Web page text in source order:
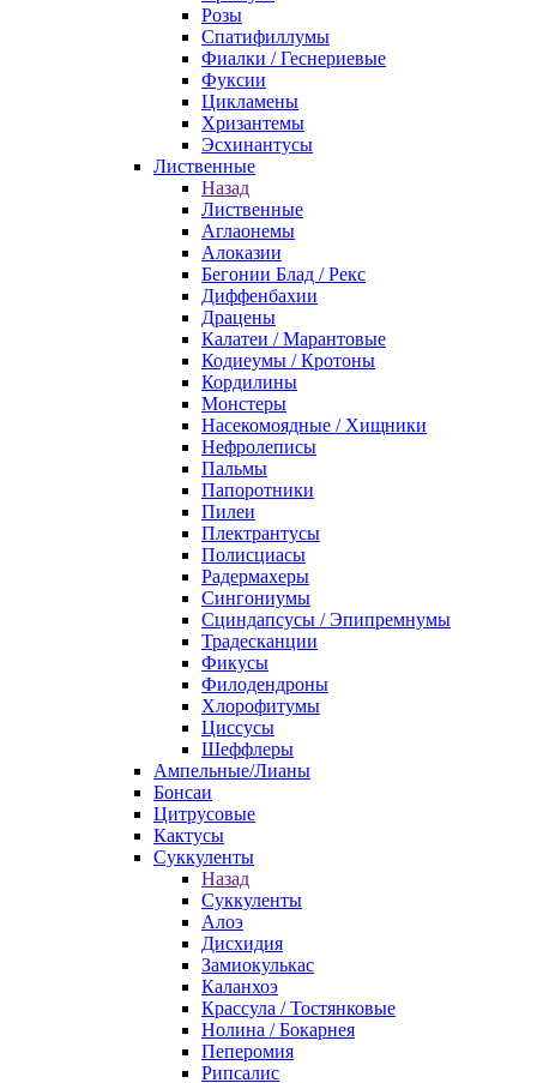
Розы
Спатифиллумы
Фиалки / Геснериевые
Фуксии
Цикламены
Хризантемы
Эсхинантусы
Лиственные
Назад
Лиственные
Аглаонемы
Алоказии
Бегонии Блад / Рекс
Диффенбахии
Драцены
Калатеи / Марантовые
Кодиеумы / Кротоны
Кордилины
Монстеры
Насекомоядные / Хищники
Нефролеписы
Пальмы
Папоротники
Пилеи
Плектрантусы
Полисциасы
Радермахеры
Сингониумы
Сциндапсусы / Эпипремнумы
Традесканции
Фикусы
Филодендроны
Хлорофитумы
Циссусы
Шеффлеры
Ампельные/Лианы
Бонсаи
Цитрусовые
Кактусы
Суккуленты
Назад
Суккуленты
Алоэ
Дисхидия
Замиокулькас
Каланхоэ
Крассула / Тостянковые
Нолина / Бокарнея
Пеперомия
Рипсалис